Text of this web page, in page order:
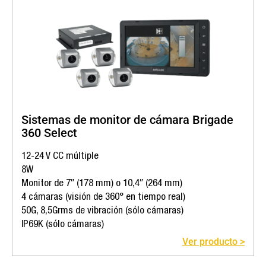
Sistemas de monitor de cámara Brigade
360 Select
12-24 V CC múltiple
8W
Monitor de 7″ (178 mm) o 10,4″ (264 mm)
4 cámaras (visión de 360° en tiempo real)
50G, 8,5Grms de vibración (sólo cámaras)
IP69K (sólo cámaras)
Ver producto >